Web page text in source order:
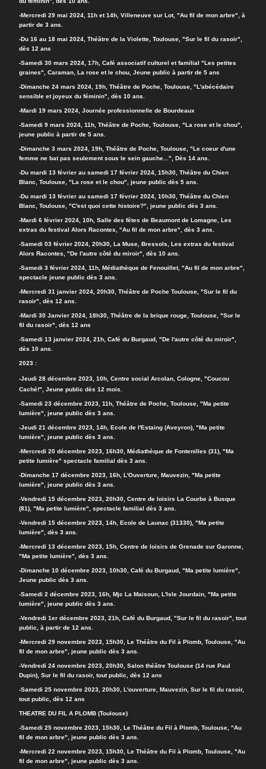
-Mercredi 29 mai 2024, 11h et 14h, Villeneuve sur Lot, "Au fil de mon arbre", à
partir de 3 ans.
-Du 16 au 18 mai 2024, Théâtre de la Violette, Toulouse, "Sur le fil du rasoir",
dès 12 ans
-Samedi 30 mars 2024, 17h, Café associatif culturel et familial "Les petites
graines", Caraman, La rose et le chou, Jeune public à partir de 5 ans
-Dimanche 24 mars 2024, 19h, Théâtre de Poche, Toulouse, "L'abécédaire
sensible et joyeux du féminin", dès 10 ans.
-Mardi 19 mars 2024, Journée professionnelle de Bourdeaux
-Samedi 9 mars 2024, 11h, Théâtre de Poche, Toulouse, "La rose et le chou",
jeune public à partir de 5 ans.
-Dimanche 3 mars 2024, 19h, Théâtre de Poche, Toulouse, "Le coeur d'une
femme ne bat pas seulement sous le sein gauche...", Dès 14 ans.
-Du mardi 13 février au samedi 17 février 2024, 15h30, Théâtre du Chien
Blanc, Toulouse, "La rose et le chou", jeune public dès 5 ans.
-Du mardi 13 février au samedi 17 février 2024, 10h30, Théâtre du Chien
Blanc, Toulouse, "C'est quoi cette histoire?", jeune public dès 3 ans.
-Mardi 6 février 2024, 10h, Salle des fêtes de Beaumont de Lomagne, Les
extras du festival Alors Racontes, "Au fil de mon arbre", dès 3 ans.
-Samedi 03 février 2024, 20h30, La Muse, Bressols, Les extras du festival
Alors Racontes, "De l'autre côté du miroir", dès 10 ans.
-Samedi 3 février 2024, 11h, Médiathèque de Fenouillet, "Au fil de mon arbre",
spectacle jeune public dès 3 ans.
-Mercredi 31 janvier 2024, 20h30, Théâtre de Poche Toulouse, "Sur le fil du
rasoir", dès 12 ans.
-Mardi 30 Janvier 2024, 18h30, Théâtre de la brique rouge, Toulouse, "Sur le
fil du rasoir", dès 12 ans
-Samedi 13 janvier 2024, 21h, Café du Burgaud, "De l'autre côté du miroir",
dès 10 ans.
2023 :
-Jeudi 28 décembre 2023, 10h, Centre social Arcolan, Cologne, "Coucou
Caché!", Jeune public dès 12 mois.
-Samedi 23 décembre 2023, 11h, Théâtre de Poche, Toulouse, "Ma petite
lumière", jeune public dès 3 ans.
-Jeudi 21 décembre 2023, 14h, Ecole de l'Estaing (Aveyron), "Ma petite
lumière", jeune public dès 3 ans.
-Mercredi 20 décembre 2023, 16h30, Médiathèque de Fontenilles (31), "Ma
petite lumière" spectacle familial dès 3 ans.
-Dimanche 17 décembre 2023, 16h, L'Ouverture, Mauvezin, "Ma petite
lumière", jeune public dès 3 ans.
-Vendredi 15 décembre 2023, 20h30, Centre de loisirs La Courbe à Busque
(81), "Ma petite lumière", spectacle familial dès 3 ans.
-Vendredi 15 décembre 2023, 14h, Ecole de Launac (31330), "Ma petite
lumière", dès 3 ans.
-Mercredi 13 décembre 2023, 15h, Centre de loisirs de Grenade sur Garonne,
"Ma petite lumière", dès 3 ans.
-Dimanche 10 décembre 2023, 10h30, Café du Burgaud, "Ma petite lumière",
Jeune public dès 3 ans.
-Samedi 2 décembre 2023, 16h, Mjc La Maisoun, L'Isle Jourdain, "Ma petite
lumière", jeune public dès 3 ans.
-Vendredi 1er décembre 2023, 21h, Café du Burgaud, "Sur le fil du rasoir", tout
public, à partir de 12 ans.
-Mercredi 29 novembre 2023, 15h30, Le Théâtre du Fil à Plomb, Toulouse, "Au
fil de mon arbre", jeune public dès 3 ans.
-Vendredi 24 novembre 2023, 20h30, Salon théâtre Toulouse (14 rue Paul
Dupin), Sur le fil du rasoir, tout public, dès 12 ans
-Samedi 25 novembre 2023, 20h30, L'ouverture, Mauvezin, Sur le fil du rasoir,
tout public, dès 12 ans
THEATRE DU FIL A PLOMB (Toulouse)
-Samedi 25 novembre 2023, 15h30, Le Théâtre du Fil à Plomb, Toulouse, "Au
fil de mon arbre", jeune public dès 3 ans.
-Mercredi 22 novembre 2023, 15h30, Le Théâtre du Fil à Plomb, Toulouse, "Au
fil de mon arbre", jeune public dès 3 ans.